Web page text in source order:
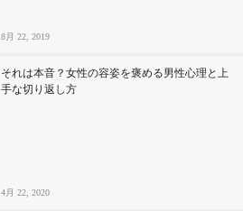
8月 22, 2019
それは本音？女性の容姿を褒める男性心理と上
手な切り返し方
4月 22, 2020